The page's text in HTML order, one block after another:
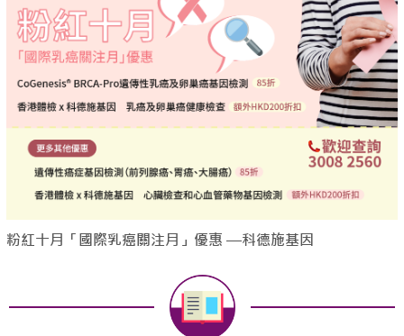
粉紅十月「國際乳癌關注月」優惠 —科德施基因